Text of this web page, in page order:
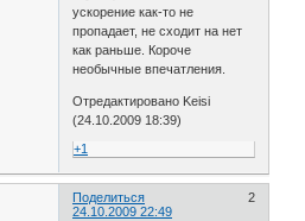
ускорение как-то не
пропадает, не сходит на нет
как раньше. Короче
необычные впечатления.
Отредактировано Keisi
(24.10.2009 18:39)
+1
Поделиться
2
24.10.2009 22:49